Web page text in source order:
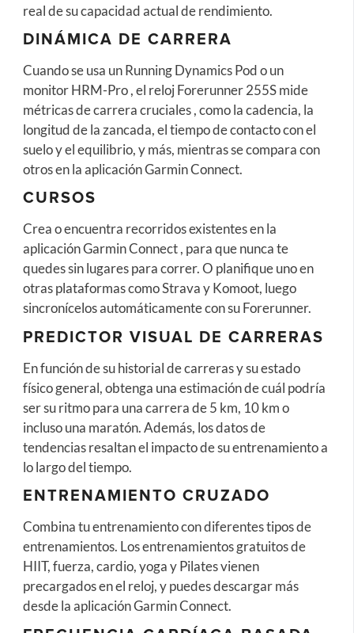
real de su capacidad actual de rendimiento.
DINÁMICA DE CARRERA
Cuando se usa un Running Dynamics Pod o un
monitor HRM-Pro , el reloj Forerunner 255S mide
métricas de carrera cruciales , como la cadencia, la
longitud de la zancada, el tiempo de contacto con el
suelo y el equilibrio, y más, mientras se compara con
otros en la aplicación Garmin Connect.
CURSOS
Crea o encuentra recorridos existentes en la
aplicación Garmin Connect , para que nunca te
quedes sin lugares para correr. O planifique uno en
otras plataformas como Strava y Komoot, luego
sincronícelos automáticamente con su Forerunner.
PREDICTOR VISUAL DE CARRERAS
En función de su historial de carreras y su estado
físico general, obtenga una estimación de cuál podría
ser su ritmo para una carrera de 5 km, 10 km o
incluso una maratón. Además, los datos de
tendencias resaltan el impacto de su entrenamiento a
lo largo del tiempo.
ENTRENAMIENTO CRUZADO
Combina tu entrenamiento con diferentes tipos de
entrenamientos. Los entrenamientos gratuitos de
HIIT, fuerza, cardio, yoga y Pilates vienen
precargados en el reloj, y puedes descargar más
desde la aplicación Garmin Connect.